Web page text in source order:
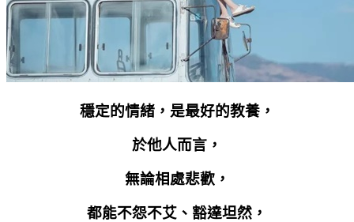
穩定的情緒，是最好的教養，
於他人而言，
無論相處悲歡，
都能不怨不艾、豁達坦然，